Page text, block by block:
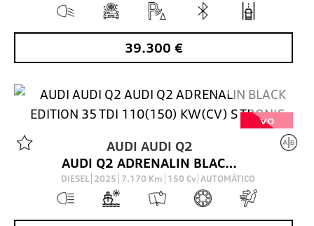
39.300 €
VO
AUDI AUDI Q2
AUDI Q2 ADRENALIN BLACK EDITION 35 TDI 110(150) KW(CV) S TRONIC
DIESEL 2025 7.170 Km 150 Cv AUTOMÁTICO